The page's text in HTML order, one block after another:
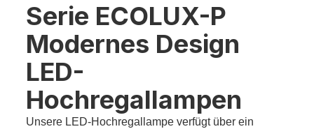
Serie ECOLUX-P
Modernes Design
LED-
Hochregallampen
Unsere LED-Hochregallampe verfügt über ein